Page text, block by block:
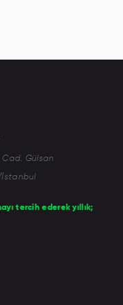
tercih ederek yıllık;
Cad. Gülsan
İstanbul